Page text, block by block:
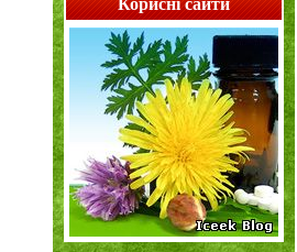
Корисні сайти